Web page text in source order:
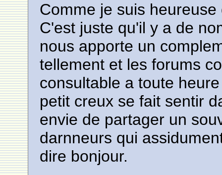
Comme je suis
C'est juste qu'il y a de
nous apporte un
tellement et les forums
consultable a toute
petit creux se fait sentir
envie de partager un
darnneurs qui
dire bonjour.